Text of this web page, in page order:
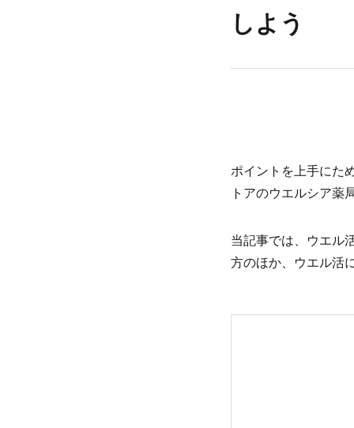
しよう
ポイントを上手にた
トアのウエルシア薬
当記事では、ウエル
方のほか、ウエル活